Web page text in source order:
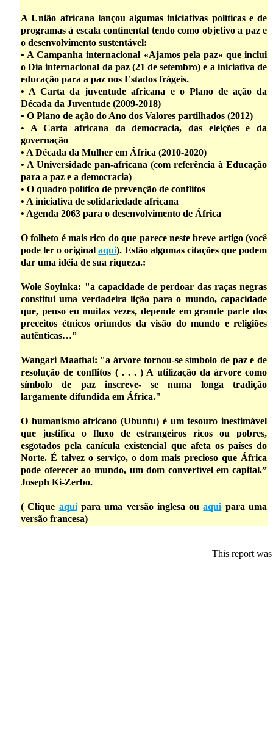
A União africana lançou algumas iniciativas políticas e de
programas à escala continental tendo como objetivo a paz e
o desenvolvimento sustentável:
• A Campanha internacional «Ajamos pela paz» que inclui
o Dia internacional da paz (21 de setembro) e a iniciativa de
educação para a paz nos Estados frágeis.
• A Carta da juventude africana e o Plano de ação da
Década da Juventude (2009-2018)
• O Plano de ação do Ano dos Valores partilhados (2012)
• A Carta africana da democracia, das eleições e da
governação
• A Década da Mulher em África (2010-2020)
• A Universidade pan-africana (com referência à Educação
para a paz e a democracia)
• O quadro político de prevenção de conflitos
• A iniciativa de solidariedade africana
• Agenda 2063 para o desenvolvimento de África
O folheto é mais rico do que parece neste breve artigo (você
pode ler o originalaqui). Estão algumas citações que podem
dar uma idéia de sua riqueza.:
Wole Soyinka: "a capacidade de perdoar das raças negras
constitui uma verdadeira lição para o mundo, capacidade
que, penso eu muitas vezes, depende em grande parte dos
preceitos étnicos oriundos da visão do mundo e religiões
autênticas…”
Wangari Maathai: "a árvore tornou-se símbolo de paz e de
resolução de conflitos ( . . . ) A utilização da árvore como
símbolo de paz inscreve- se numa longa tradição
largamente difundida em África."
O humanismo africano (Ubuntu) é um tesouro inestimável
que justifica o fluxo de estrangeiros ricos ou pobres,
esgotados pela canícula existencial que afeta os países do
Norte. É talvez o serviço, o dom mais precioso que África
pode oferecer ao mundo, um dom convertível em capital.”
Joseph Ki-Zerbo.
( Clique aquipara uma versão inglesa ouaquipara uma
versão francesa)
This report